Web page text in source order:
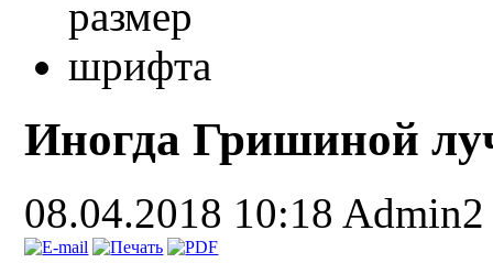
Иногда Гришиной
08.04.2018 10:18 Admin2